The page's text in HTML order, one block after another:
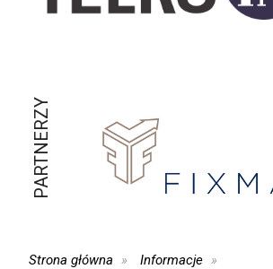
PARTNERZY
Strona główna
Informacje